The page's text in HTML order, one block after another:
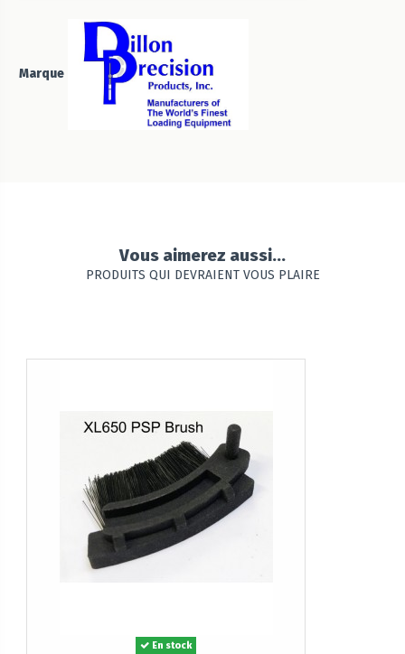
Marque
Vous aimerez aussi...
PRODUITS QUI DEVRAIENT VOUS PLAIRE
En stock